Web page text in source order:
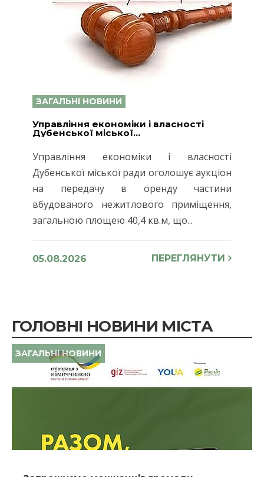
ЗАГАЛЬНІ НОВИНИ
Управління економіки і власності
Дубенської міської...
Управління економіки і власності
Дубенської міської ради оголошує аукціон
на передачу в оренду частини
вбудованого нежитлового приміщення,
загальною площею 40,4 кв.м, що...
05.08.2026 ПЕРЕГЛЯНУТИ
ГОЛОВНІ НОВИНИ МІСТА
ЗАГАЛЬНІ НОВИНИ